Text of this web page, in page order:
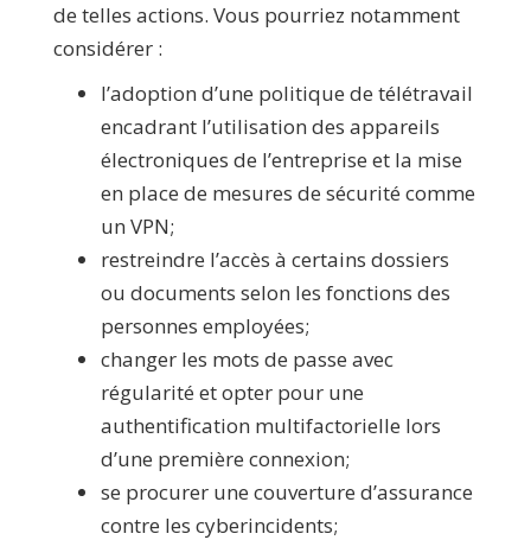
de telles actions. Vous pourriez notamment
considérer :
l’adoption d’une politique de télétravail
encadrant l’utilisation des appareils
électroniques de l’entreprise et la mise
en place de mesures de sécurité comme
un VPN;
restreindre l’accès à certains dossiers
ou documents selon les fonctions des
personnes employées;
changer les mots de passe avec
régularité et opter pour une
authentification multifactorielle lors
d’une première connexion;
se procurer une couverture d’assurance
contre les cyberincidents;